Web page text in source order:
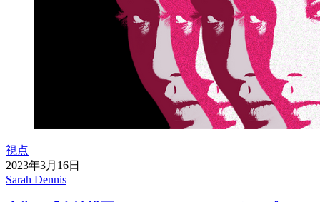
視点
2023年3月16日
Sarah Dennis